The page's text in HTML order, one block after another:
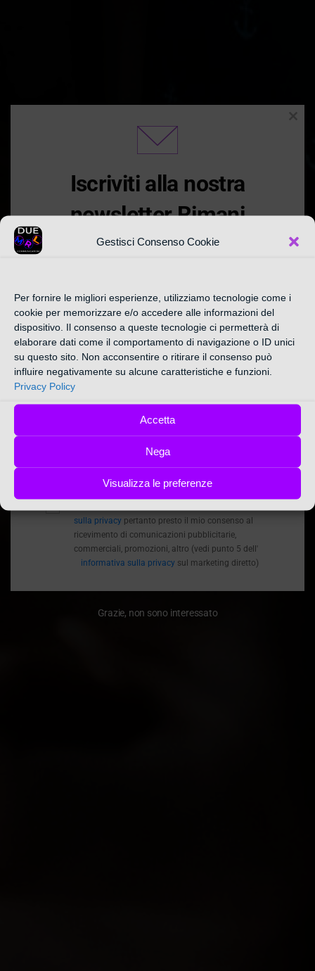
Gestisci Consenso Cookie
Per fornire le migliori esperienze, utilizziamo tecnologie come i
cookie per memorizzare e/o accedere alle informazioni del
dispositivo. Il consenso a queste tecnologie ci permetterà di
elaborare dati come il comportamento di navigazione o ID unici
su questo sito. Non acconsentire o ritirare il consenso può
influire negativamente su alcune caratteristiche e funzioni.
Privacy Policy
Accetta
Nega
Visualizza le preferenze
CATEGORIA:
CALZINI
HOME/CALZINI
Iscriviti alla nostra
newsletter Rimani
Aggiornato
sotto e Approfitta delle promozioni e offerte
esclusive in anteprima nella sezione
"Sconti Consigliati " a partire da 10% al 70%
Nome
*Nome
*Inserisci la E-mail
ISCRIVITI ORA!
sulla privacy pertanto presto il mio consenso al
ricevimento di comunicazioni pubblicitarie,
commerciali, promozioni, altro (vedi punto 5 dell'
informativa sulla privacy sul marketing diretto)
Grazie, non sono interessato